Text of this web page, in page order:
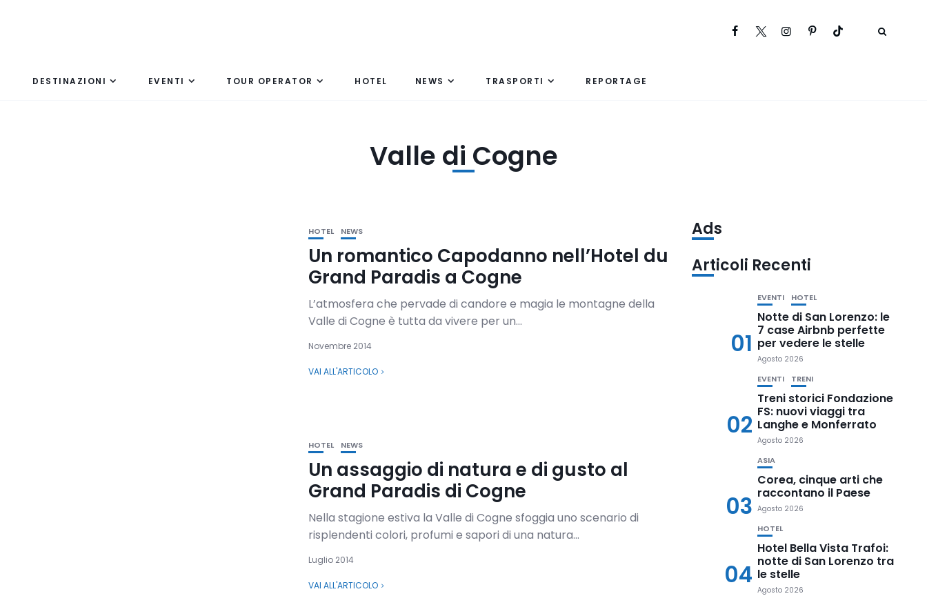
DESTINAZIONI EVENTI TOUR OPERATOR HOTEL NEWS TRASPORTI REPORTAGE
Valle di Cogne
HOTEL NEWS
Un romantico Capodanno nell’Hotel du
Grand Paradis a Cogne
L’atmosfera che pervade di candore e magia le montagne della
Valle di Cogne è tutta da vivere per un...
Novembre 2014
VAI ALL'ARTICOLO
HOTEL NEWS
Un assaggio di natura e di gusto al
Grand Paradis di Cogne
Nella stagione estiva la Valle di Cogne sfoggia uno scenario di
risplendenti colori, profumi e sapori di una natura...
Luglio 2014
VAI ALL'ARTICOLO
Ads
Articoli Recenti
01
EVENTI HOTEL
Notte di San Lorenzo: le
7 case Airbnb perfette
per vedere le stelle
Agosto 2026
02
EVENTI TRENI
Treni storici Fondazione
FS: nuovi viaggi tra
Langhe e Monferrato
Agosto 2026
03
ASIA
Corea, cinque arti che
raccontano il Paese
Agosto 2026
04
HOTEL
Hotel Bella Vista Trafoi:
notte di San Lorenzo tra
le stelle
Agosto 2026